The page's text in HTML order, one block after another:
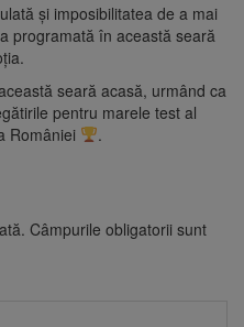
și imposibilitatea de a mai
programată în această seară
seară acasă, urmând ca
pentru marele test al
României
.
Câmpurile obligatorii sunt